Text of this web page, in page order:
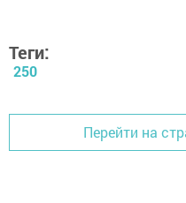
Теги:
250
Перейти на